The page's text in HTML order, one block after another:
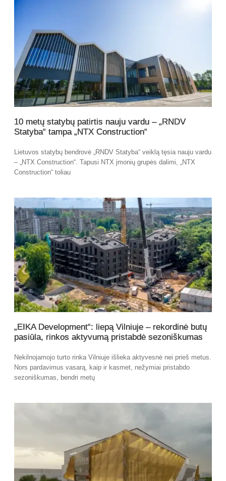
10 metų statybų patirtis nauju vardu – „RNDV
Statyba“ tampa „NTX Construction“
Lietuvos statybų bendrovė „RNDV Statyba“ veiklą tęsia nauju vardu
– „NTX Construction“. Tapusi NTX įmonių grupės dalimi, „NTX
Construction“ toliau
„EIKA Development“: liepą Vilniuje – rekordinė butų
pasiūla, rinkos aktyvumą pristabdė sezoniškumas
Nekilnojamojo turto rinka Vilniuje išlieka aktyvesnė nei prieš metus.
Nors pardavimus vasarą, kaip ir kasmet, nežymiai pristabdo
sezoniškumas, bendri metų